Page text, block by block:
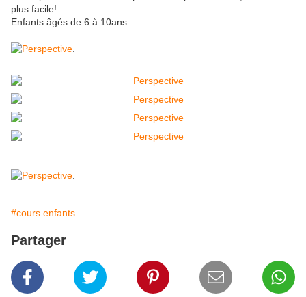
plus facile!
Enfants âgés de 6 à 10ans
#cours enfants
Partager